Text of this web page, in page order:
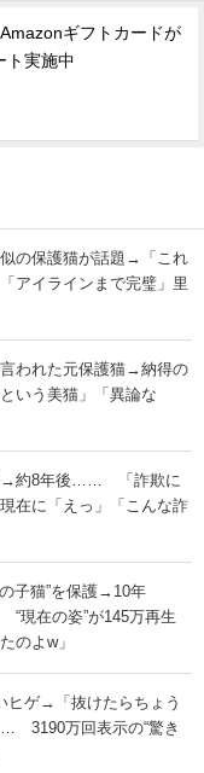
ギフトカードが
ト実施中
似の保護猫が話題→「これ
アイラインまで完璧」里
言われた元保護猫→納得の
いう美猫」「異論な
→約8年後…… 「詐欺に
在に「えっ」「こんな詐
子猫”を保護→10年
在の姿”が145万再生
のよw」
ヒゲ→「抜けたらちょう
3190万回表示の“驚き